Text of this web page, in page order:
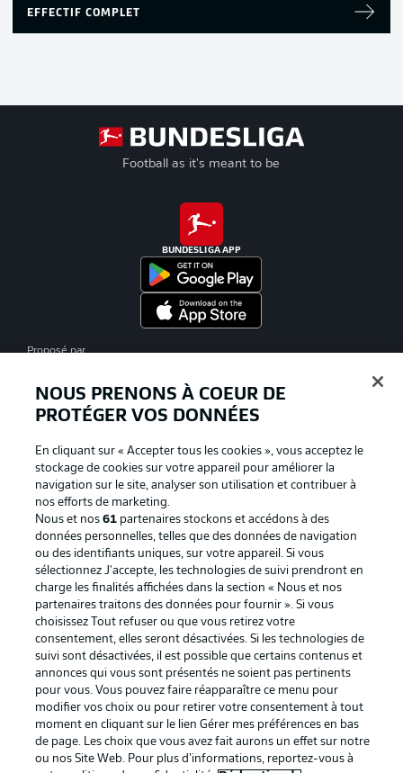
EFFECTIF COMPLET
Football as it's meant to be
BUNDESLIGA APP
Proposé par
La publicité Conditions d’utilisation des
services
Mentions Légales Gérer mes préférences
Déclaration de
confidentialité
Diffuseurs
Travaux Contact
Joueurs
NOUS PRENONS À COEUR DE
PROTÉGER VOS DONNÉES
En cliquant sur « Accepter tous les cookies », vous acceptez le
stockage de cookies sur votre appareil pour améliorer la
navigation sur le site, analyser son utilisation et contribuer à
nos efforts de marketing.
Nous et nos 61partenaires stockons et accédons à des
données personnelles, telles que des données de navigation
ou des identifiants uniques, sur votre appareil. Si vous
sélectionnez J'accepte, les technologies de suivi prendront en
charge les finalités affichées dans la section « Nous et nos
partenaires traitons des données pour fournir ». Si vous
choisissez Tout refuser ou que vous retirez votre
consentement, elles seront désactivées. Si les technologies de
suivi sont désactivées, il est possible que certains contenus et
annonces qui vous sont présentés ne soient pas pertinents
pour vous. Vous pouvez faire réapparaître ce menu pour
modifier vos choix ou pour retirer votre consentement à tout
moment en cliquant sur le lien Gérer mes préférences en bas
de page. Les choix que vous avez fait aurons un effet sur notre
ou nos Site Web. Pour plus d’informations, reportez-vous à